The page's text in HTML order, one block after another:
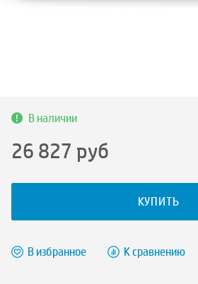
В наличии
26 827 руб
КУПИТЬ
В избранное К сравнению